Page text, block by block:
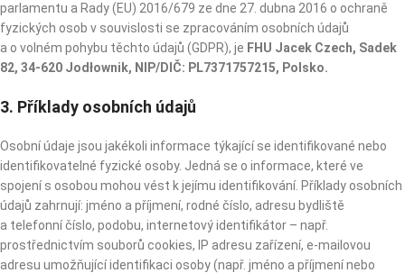
parlamentu a Rady (EU) 2016/679 ze dne 27. dubna 2016 o ochraně
fyzických osob v souvislosti se zpracováním osobních údajů
a o volném pohybu těchto údajů (GDPR), je FHU Jacek Czech, Sadek
82, 34-620 Jodłownik, NIP/DIČ: PL7371757215, Polsko.
3. Příklady osobních údajů
Osobní údaje jsou jakékoli informace týkající se identifikované nebo
identifikovatelné fyzické osoby. Jedná se o informace, které ve
spojení s osobou mohou vést k jejímu identifikování. Příklady osobních
údajů zahrnují: jméno a příjmení, rodné číslo, adresu bydliště
a telefonní číslo, podobu, internetový identifikátor – např.
prostřednictvím souborů cookies, IP adresu zařízení, e-mailovou
adresu umožňující identifikaci osoby (např. jméno a příjmení nebo